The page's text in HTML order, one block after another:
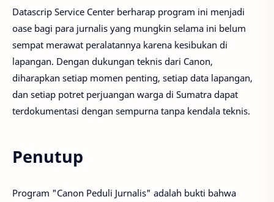
Datascrip Service Center berharap program ini menjadi
oase bagi para jurnalis yang mungkin selama ini belum
sempat merawat peralatannya karena kesibukan di
lapangan. Dengan dukungan teknis dari Canon,
diharapkan setiap momen penting, setiap data lapangan,
dan setiap potret perjuangan warga di Sumatra dapat
terdokumentasi dengan sempurna tanpa kendala teknis.
Penutup
Program "Canon Peduli Jurnalis" adalah bukti bahwa